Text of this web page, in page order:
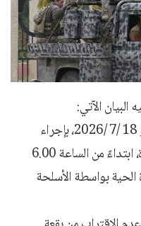
الآتي:
ستقوم وحدة من الجيش بتاريخَي 4 و 18 /7 /2026، بإجراء
تمارين تدريبية في حقل رماية العاقورة، ابتداءً من الساعة 6.00
الحية بواسطة الأسلحة